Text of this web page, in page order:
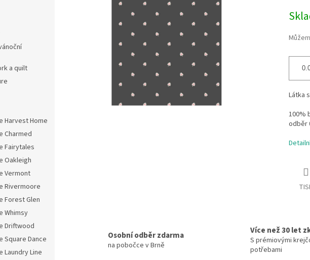
a quilt
Harvest Home
Charmed
Fairytales
Oakleigh
Vermont
Rivermoore
Forest Glen
Whimsy
Driftwood
Square Dance
Laundry Line
cena:
Látka
100%
odběr
Osobní odběr zdarma
na pobočce v Brně
Více než 30 let
S prémiovými
potřebami